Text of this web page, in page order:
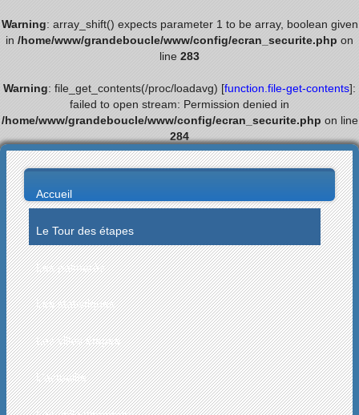
Warning: array_shift() expects parameter 1 to be array, boolean given
in /home/www/grandeboucle/www/config/ecran_securite.php on
line 283
Warning: file_get_contents(/proc/loadavg) [function.file-get-contents]:
failed to open stream: Permission denied in
/home/www/grandeboucle/www/config/ecran_securite.php on line
284
Accueil
Le Tour des étapes
Les palmarès
Les statistiques
Les villes étapes
L’actualité